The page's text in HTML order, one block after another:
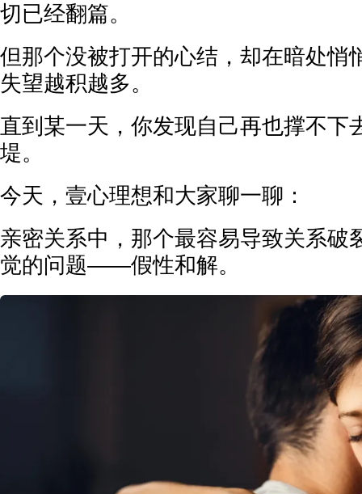
切已经翻篇。
但那个没被打开的心结，却在暗处悄
失望越积越多。
直到某一天，你发现自己再也撑不下
堤。
今天，壹心理想和大家聊一聊：
亲密关系中，那个最容易导致关系破
觉的问题——假性和解。